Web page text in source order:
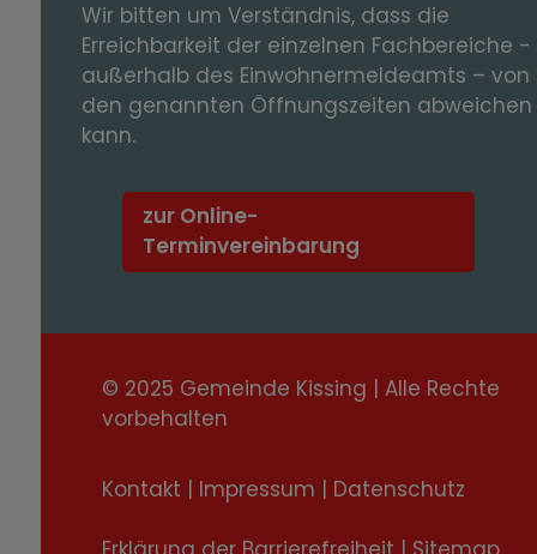
Wir bitten um Verständnis, dass die
Erreichbarkeit der einzelnen Fachbereiche -
außerhalb des Einwohnermeldeamts – von
den genannten Öffnungszeiten abweichen
kann.
zur Online-
Terminvereinbarung
© 2025 Gemeinde Kissing | Alle Rechte
vorbehalten
Kontakt | Impressum | Datenschutz